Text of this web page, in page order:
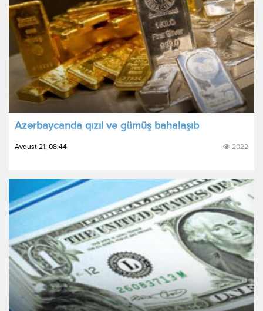
Azərbaycanda qızıl və gümüş bahalaşıb
Avqust 21, 08:44 2022